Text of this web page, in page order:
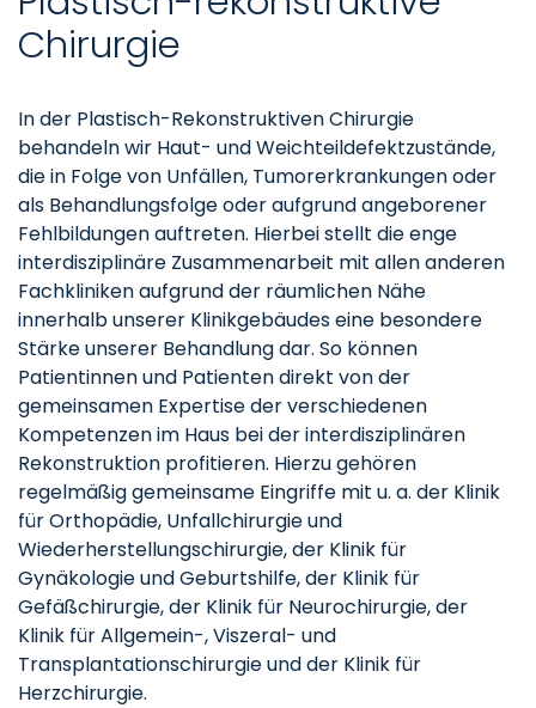
Chirurgie
In der Plastisch-Rekonstruktiven Chirurgie
behandeln wir Haut- und Weichteildefektzustände,
die in Folge von Unfällen, Tumorerkrankungen oder
als Behandlungsfolge oder aufgrund angeborener
Fehlbildungen auftreten. Hierbei stellt die enge
interdisziplinäre Zusammenarbeit mit allen anderen
Fachkliniken aufgrund der räumlichen Nähe
innerhalb unserer Klinikgebäudes eine besondere
Stärke unserer Behandlung dar. So können
Patientinnen und Patienten direkt von der
gemeinsamen Expertise der verschiedenen
Kompetenzen im Haus bei der interdisziplinären
Rekonstruktion profitieren. Hierzu gehören
regelmäßig gemeinsame Eingriffe mit u. a. der Klinik
für Orthopädie, Unfallchirurgie und
Wiederherstellungschirurgie, der Klinik für
Gynäkologie und Geburtshilfe, der Klinik für
Gefäßchirurgie, der Klinik für Neurochirurgie, der
Klinik für Allgemein-, Viszeral- und
Transplantationschirurgie und der Klinik für
Herzchirurgie.